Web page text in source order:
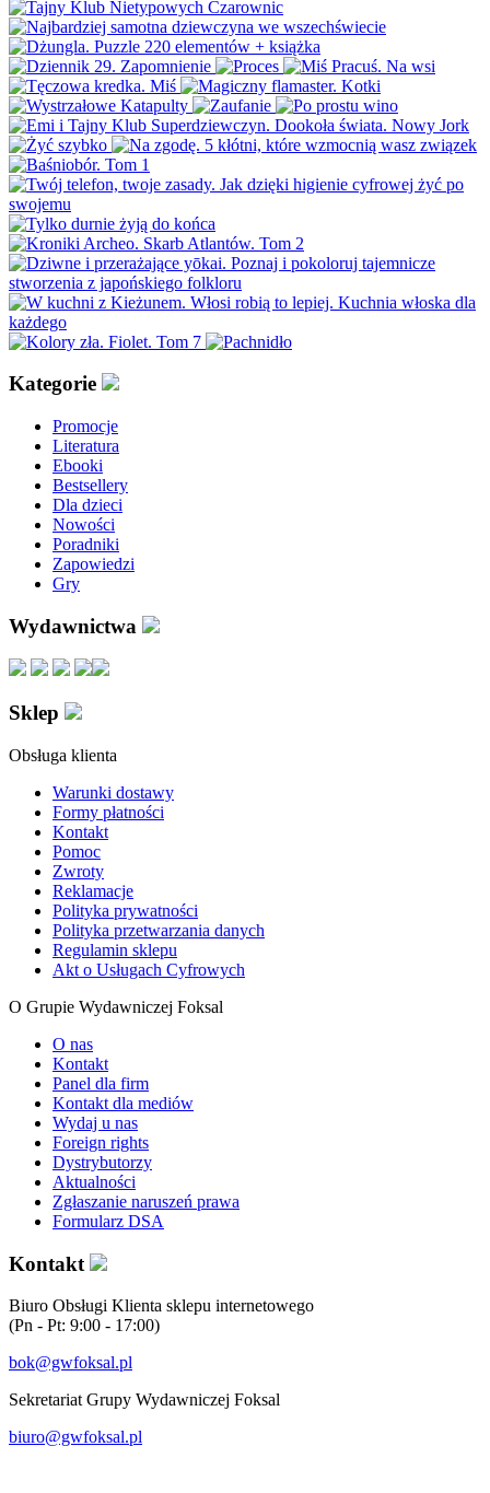
Kategorie
Promocje
Literatura
Ebooki
Bestsellery
Dla dzieci
Nowości
Poradniki
Zapowiedzi
Gry
Wydawnictwa
Sklep
Obsługa klienta
Warunki dostawy
Formy płatności
Kontakt
Pomoc
Zwroty
Reklamacje
Polityka prywatności
Polityka przetwarzania danych
Regulamin sklepu
Akt o Usługach Cyfrowych
O Grupie Wydawniczej Foksal
O nas
Kontakt
Panel dla firm
Kontakt dla mediów
Wydaj u nas
Foreign rights
Dystrybutorzy
Aktualności
Zgłaszanie naruszeń prawa
Formularz DSA
Kontakt
Biuro Obsługi Klienta sklepu internetowego
(Pn - Pt: 9:00 - 17:00)
bok@gwfoksal.pl
Sekretariat Grupy Wydawniczej Foksal
biuro@gwfoksal.pl